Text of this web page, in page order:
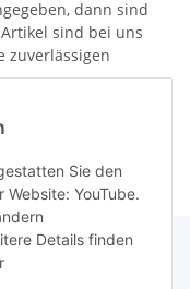
Sie den
YouTube.
Details finden
dann sind
sind bei uns
zuverlässigen